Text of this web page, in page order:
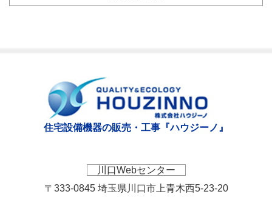
住宅設備機器の販売・工事『ハウジーノ』
川口Webセンター
〒333-0845 埼玉県川口市上青木西5-23-20